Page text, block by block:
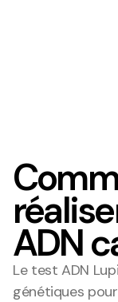
ADN
Le test ADN
génétiques